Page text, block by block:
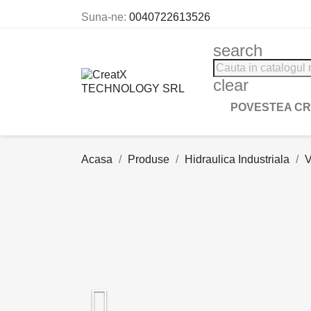
Suna-ne: 0040722613526
search
clear
POVESTEA
Acasa Produse Hidraulica Industriala
